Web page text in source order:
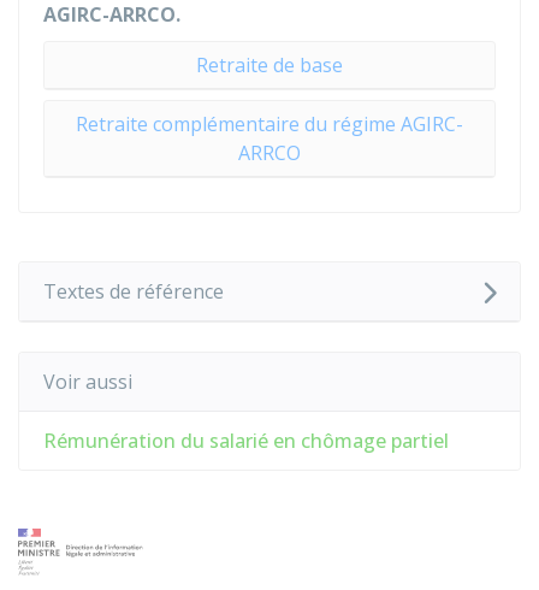
AGIRC-ARRCO.
Retraite de base
Retraite complémentaire du régime AGIRC-
ARRCO
Textes de référence
Voir aussi
Rémunération du salarié en chômage partiel